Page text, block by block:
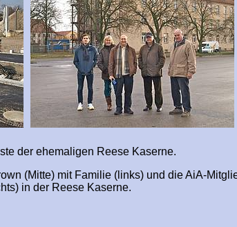
der ehemaligen Reese Kaserne.
(Mitte) mit Familie (links) und die AiA-
in der Reese Kaserne.